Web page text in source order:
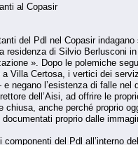
al Copasir
del Pdl nel Copasir
residenza di Silvio Berlusconi
». Dopo le polemiche
a Villa Cer­tosa, i vertici dei
negano l’esisten­za di falle nel
dell’Aisi, ad offrire le
chiusa, anche perché proprio
documentati proprio dalle
componenti del Pdl all’interno